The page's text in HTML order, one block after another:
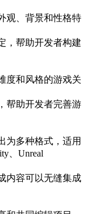
观、背景和性格特
，帮助开发者构建
度和风格的游戏关
帮助开发者完善游
为多种格式，适用
、Unreal
内容可以无缝集成